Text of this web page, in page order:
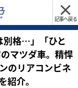
記事へ戻る
格…」「ひと
マツダ車。精悍
のリアコンビネ
紹介。